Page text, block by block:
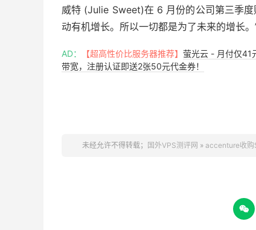
威特 (Julie Sweet)在 6 月份的公司第三季
动有机增长。所以一切都是为了未来的增长。
AD： 【超高性价比服务器推荐】 萤光云 - 月付仅41
带宽，注册认证即送2张50元代金券！
未经允许不得转载； 国外VPS测评网 » accenture收购
